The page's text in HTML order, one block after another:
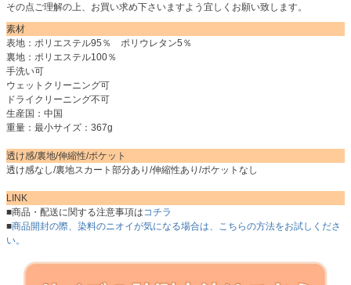
その点ご理解の上、お買い求め下さいますよう宜しくお願い致します。
素材
表地：ポリエステル95％ ポリウレタン5％
裏地：ポリエステル100％
手洗い可
ウェットクリーニング可
ドライクリーニング不可
生産国：中国
重量：最小サイズ：367g
透け感/裏地/伸縮性/ポケット
透け感なし/裏地スカート部分あり/伸縮性あり/ポケットなし
LINK
■商品・配送に関する注意事項はコチラ
■商品開封の際、染料のニオイが気になる場合は、こちらの方法をお試しくださ
い。